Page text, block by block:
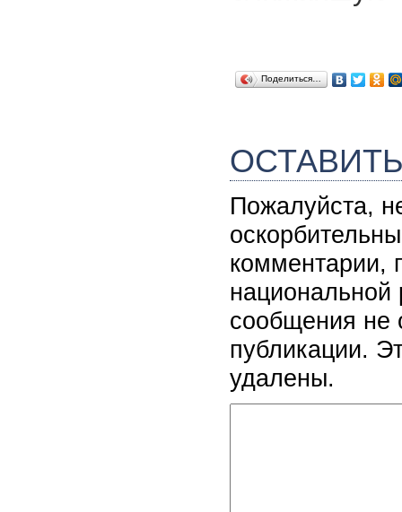
Поделиться…
Пожалуйста,
комментарии,
национальной
сообщения не
публикации.
удалены.